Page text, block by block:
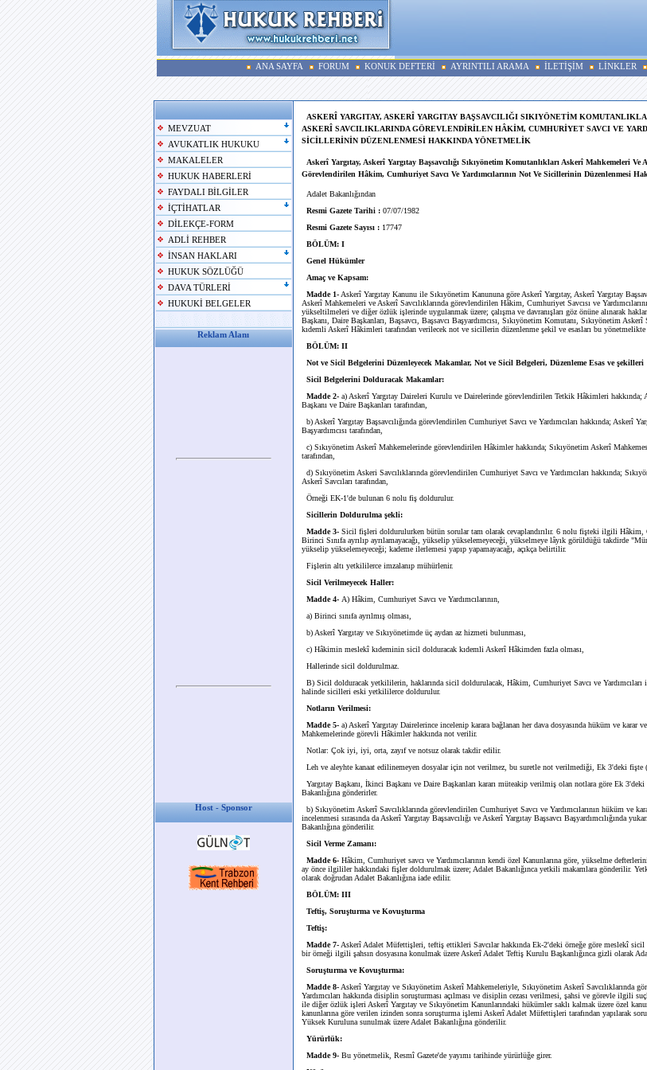
ANA SAYFA FORUM KONUK DEFTERİ AYRINTILI ARAMA İLETİŞİM LİNKLER
MEVZUAT
AVUKATLIK HUKUKU
MAKALELER
HUKUK HABERLERİ
FAYDALI BİLGİLER
İÇTİHATLAR
DİLEKÇE-FORM
ADLİ REHBER
İNSAN HAKLARI
HUKUK SÖZLÜĞÜ
DAVA TÜRLERİ
HUKUKİ BELGELER
Reklam Alanı
Host - Sponsor
ASKERÎ YARGITAY, ASKERÎ YARGITAY BAŞSAVCILIĞI SIKIYÖNETİM
ASKERÎ SAVCILIKLARINDA GÖREVLENDİRİLEN HÂKİM, CUMHURİYET SAVCI VE
SİCİLLERİNİN DÜZENLENMESİ HAKKINDA YÖNETMELİK
Askerî Yargıtay, Askerî Yargıtay Başsavcılığı Sıkıyönetim Komutanlıkları Askerî Mahkemeleri Ve
Görevlendirilen Hâkim, Cumhuriyet Savcı Ve Yardımcılarının Not Ve Sicillerinin Düzenlenmesi
Adalet Bakanlığından
Resmi Gazete Tarihi : 07/07/1982
Resmi Gazete Sayısı : 17747
BÖLÜM: I
Genel Hükümler
Amaç ve Kapsam:
Madde 1- Askerî Yargıtay Kanunu ile Sıkıyönetim Kanununa göre Askerî Yargıtay, Askerî Yargıtay
Askerî Mahkemeleri ve Askerî Savcılıklarında görevlendirilen Hâkim, Cumhuriyet Savcısı ve
yükseltilmeleri ve diğer özlük işlerinde uygulanmak üzere; çalışma ve davranışları göz önüne alınarak
Başkanı, Daire Başkanları, Başsavcı, Başsavcı Başyardımcısı, Sıkıyönetim Komutanı, Sıkıyönetim
kıdemli Askerî Hâkimleri tarafından verilecek not ve sicillerin düzenlenme şekil ve esasları bu yönetmelikte
BÖLÜM: II
Not ve Sicil Belgelerini Düzenleyecek Makamlar, Not ve Sicil Belgeleri, Düzenleme Esas ve şekilleri
Sicil Belgelerini Dolduracak Makamlar:
Madde 2- a) Askerî Yargıtay Daireleri Kurulu ve Dairelerinde görevlendirilen Tetkik Hâkimleri hakkında;
Başkanı ve Daire Başkanları tarafından,
b) Askerî Yargıtay Başsavcılığında görevlendirilen Cumhuriyet Savcı ve Yardımcıları hakkında; Askerî
Başyardımcısı tarafından,
c) Sıkıyönetim Askerî Mahkemelerinde görevlendirilen Hâkimler hakkında; Sıkıyönetim Askerî
tarafından,
d) Sıkıyönetim Askeri Savcılıklarında görevlendirilen Cumhuriyet Savcı ve Yardımcıları hakkında;
Askerî Savcıları tarafından,
Örneği EK-1'de bulunan 6 nolu fiş doldurulur.
Sicillerin Doldurulma şekli:
Madde 3- Sicil fişleri doldurulurken bütün sorular tam olarak cevaplandırılır. 6 nolu fişteki ilgili Hâkim,
Birinci Sınıfa ayrılıp ayrılamayacağı, yükselip yükselemeyeceği, yükselmeye lâyık görüldüğü takdirde
yükselip yükselemeyeceği; kademe ilerlemesi yapıp yapamayacağı, açıkça belirtilir.
Fişlerin altı yetkililerce imzalanıp mühürlenir.
Sicil Verilmeyecek Haller:
Madde 4- A) Hâkim, Cumhuriyet Savcı ve Yardımcılarının,
a) Birinci sınıfa ayrılmış olması,
b) Askerî Yargıtay ve Sıkıyönetimde üç aydan az hizmeti bulunması,
c) Hâkimin meslekî kıdeminin sicil dolduracak kıdemli Askerî Hâkimden fazla olması,
Hallerinde sicil doldurulmaz.
B) Sicil dolduracak yetkililerin, haklarında sicil doldurulacak, Hâkim, Cumhuriyet Savcı ve Yardımcıları
halinde sicilleri eski yetkililerce doldurulur.
Notların Verilmesi:
Madde 5- a) Askerî Yargıtay Dairelerince incelenip karara bağlanan her dava dosyasında hüküm ve karar
Mahkemelerinde görevli Hâkimler hakkında not verilir.
Notlar: Çok iyi, iyi, orta, zayıf ve notsuz olarak takdir edilir.
Leh ve aleyhte kanaat edilinemeyen dosyalar için not verilmez, bu suretle not verilmediği, Ek 3'deki fişte
Yargıtay Başkanı, İkinci Başkanı ve Daire Başkanları kararı müteakip verilmiş olan notlara göre Ek
Bakanlığına gönderirler.
b) Sıkıyönetim Askerî Savcılıklarında görevlendirilen Cumhuriyet Savcı ve Yardımcılarının hüküm ve
incelenmesi sırasında da Askerî Yargıtay Başsavcılığı ve Askerî Yargıtay Başsavcı Başyardımcılığında
Bakanlığına gönderilir.
Sicil Verme Zamanı:
Madde 6- Hâkim, Cumhuriyet savcı ve Yardımcılarının kendi özel Kanunlarına göre, yükselme
ay önce ilgililer hakkındaki fişler doldurulmak üzere; Adalet Bakanlığınca yetkili makamlara gönderilir.
olarak doğrudan Adalet Bakanlığına iade edilir.
BÖLÜM: III
Teftiş, Soruşturma ve Kovuşturma
Teftiş:
Madde 7- Askerî Adalet Müfettişleri, teftiş ettikleri Savcılar hakkında Ek-2'deki örneğe göre meslekî sicil
bir örneği ilgili şahsın dosyasına konulmak üzere Askerî Adalet Teftiş Kurulu Başkanlığınca gizli olarak
Soruşturma ve Kovuşturma:
Madde 8- Askerî Yargıtay ve Sıkıyönetim Askerî Mahkemeleriyle, Sıkıyönetim Askerî Savcılıklarında
Yardımcıları hakkında disiplin soruşturması açılması ve disiplin cezası verilmesi, şahsi ve görevle ilgili
ile diğer özlük işleri Askerî Yargıtay ve Sıkıyönetim Kanunlarındaki hükümler saklı kalmak üzere özel
kanunlarına göre verilen izinden sonra soruşturma işlemi Askerî Adalet Müfettişleri tarafından yapılarak
Yüksek Kuruluna sunulmak üzere Adalet Bakanlığına gönderilir.
Yürürlük:
Madde 9- Bu yönetmelik, Resmî Gazete'de yayımı tarihinde yürürlüğe girer.